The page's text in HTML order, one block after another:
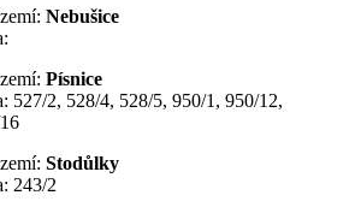
Nebušice
Písnice
527/2, 528/4, 528/5, 950/1, 950/12,
Stodůlky
243/2